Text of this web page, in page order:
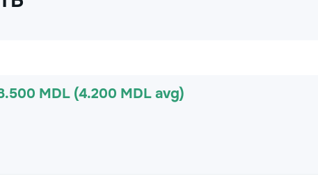
MDL (4.200 MDL avg)